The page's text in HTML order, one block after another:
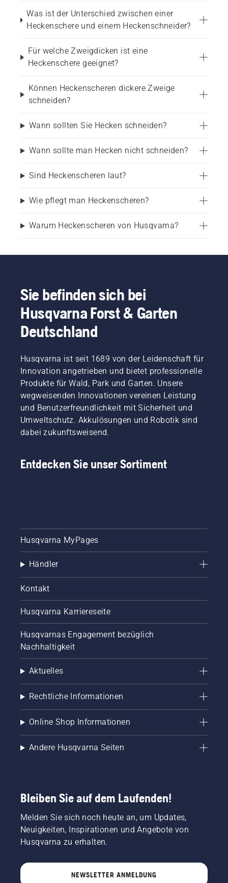
Regelmäßiges Heckenschneiden und
Dichte, schnell wachsende oder breite Hecken
Präzise Schneide- und Formarbeiten
Die richtige Heckenschere für
Verschiedene Heckenscheren sind für
leichtere Heckenscheren eignen sich ideal zum
Hecken oder dichterer Bewuchs ein Gerät mit
längeren Klingen und höherer Schneidleistung
erfordern.
leichter die richtige Heckenschere für Ihren Garten
und Ihre Anforderungen an die Heckenpflege
finden. Einen ausführlicheren Vergleich der
Modelle und Funktionen finden Sie in unserem
Leitfaden zu den besten Heckenscheren.
Wichtige zu
berücksichtigende Funktionen
beeinflussen:
großen Hecken, während kürzere Klingen mehr
Schnittleistung
Gibt an, welche Zweigdicke die Heckenschere
bewältigen kann
Gewicht und Ergonomie
Reichweite
oder schwer erreichbare Hecken
Was ist der Unterschied zwischen einer
Heckenschere und einem Heckenschneider?
Für welche Zweigdicken ist eine
Heckenschere geeignet?
Können Heckenscheren dickere Zweige
schneiden?
Wann sollten Sie Hecken schneiden?
Wann sollte man Hecken nicht schneiden?
Sind Heckenscheren laut?
Wie pflegt man Heckenscheren?
Warum Heckenscheren von Husqvarna?
Sie befinden sich bei
Husqvarna Forst & Garten
Deutschland
Husqvarna ist seit 1689 von der Leidenschaft für
Innovation angetrieben und bietet professionelle
Produkte für Wald, Park und Garten. Unsere
wegweisenden Innovationen vereinen Leistung
und Benutzerfreundlichkeit mit Sicherheit und
Umweltschutz. Akkulösungen und Robotik sind
dabei zukunftsweisend.
Entdecken Sie unser Sortiment
Husqvarna MyPages
Händler
Kontakt
Husqvarna Karriereseite
Husqvarnas Engagement bezüglich
Nachhaltigkeit
Aktuelles
Rechtliche Informationen
Online Shop Informationen
Andere Husqvarna Seiten
Bleiben Sie auf dem Laufenden!
Melden Sie sich noch heute an, um Updates,
Neuigkeiten, Inspirationen und Angebote von
Husqvarna zu erhalten.
NEWSLETTER ANMELDUNG